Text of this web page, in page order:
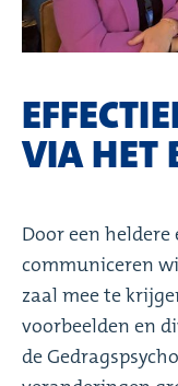
VIA HET
Door een
communiceren
zaal mee te
voorbeelden en
de